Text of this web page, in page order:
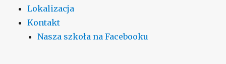
Lokalizacja
Kontakt
Nasza szkoła na Facebooku